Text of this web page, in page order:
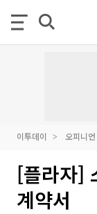
이투데이 오피니언
[플라자]
계약서